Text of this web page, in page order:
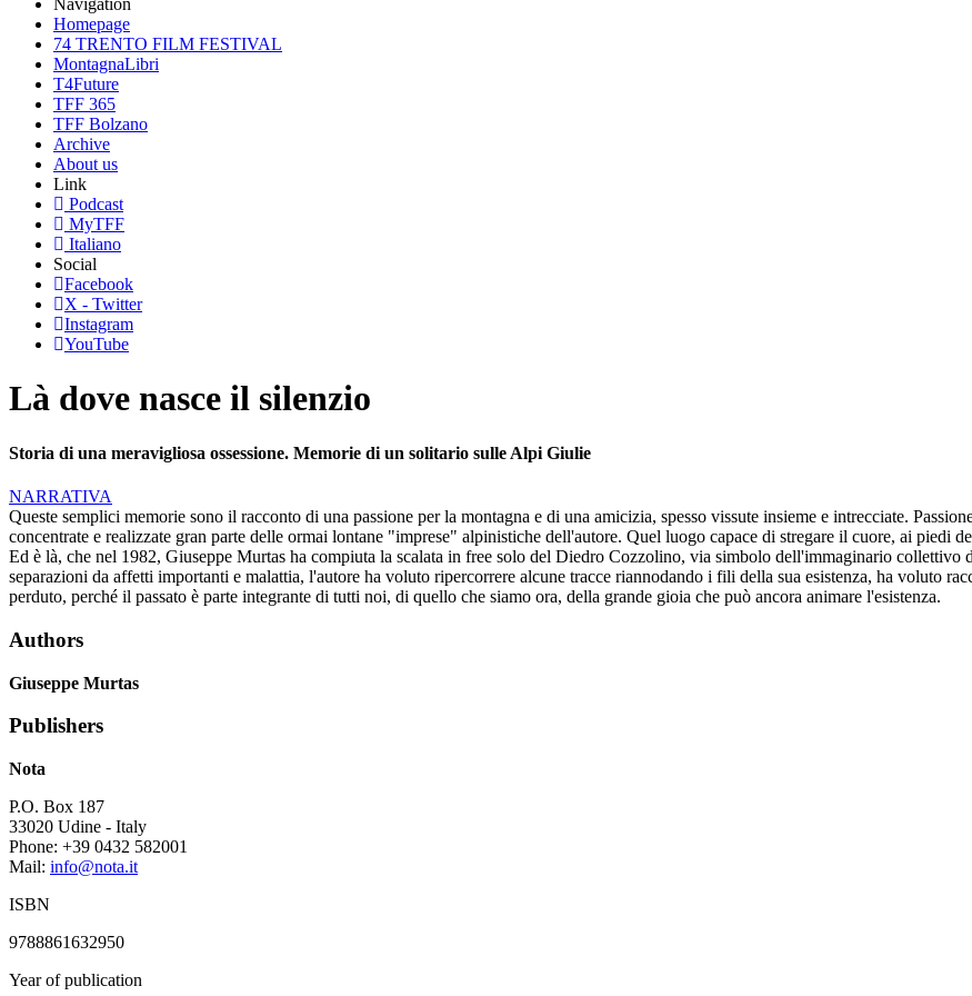
Navigation
Homepage
74 TRENTO FILM FESTIVAL
MontagnaLibri
T4Future
TFF 365
TFF Bolzano
Archive
About us
Link
Podcast
MyTFF
Italiano
Social
Facebook
X - Twitter
Instagram
YouTube
Là dove nasce il silenzio
Storia di una meravigliosa ossessione. Memorie di un solitario sulle Alpi Giulie
NARRATIVA
Queste semplici memorie sono il racconto di una passione per la montagna e di una amicizia, spesso vissute insieme e intrecciate.
concentrate e realizzate gran parte delle ormai lontane "imprese" alpinistiche dell'autore. Quel luogo capace di stregare il cuore, ai piedi
Ed è là, che nel 1982, Giuseppe Murtas ha compiuta la scalata in free solo del Diedro Cozzolino, via simbolo dell'immaginario collettivo
separazioni da affetti importanti e malattia, l'autore ha voluto ripercorrere alcune tracce riannodando i fili della sua esistenza, ha voluto
perduto, perché il passato è parte integrante di tutti noi, di quello che siamo ora, della grande gioia che può ancora animare l'esistenza.
Authors
Giuseppe Murtas
Publishers
Nota
P.O. Box 187
33020 Udine - Italy
Phone: +39 0432 582001
Mail: info@nota.it
ISBN
9788861632950
Year of publication